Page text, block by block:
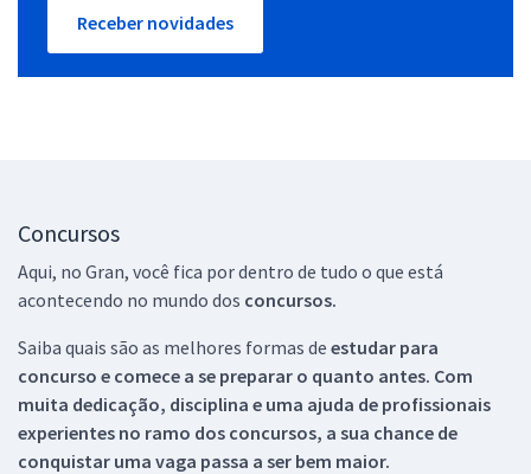
Receber novidades
Concursos
Aqui, no Gran, você fica por dentro de tudo o que está
acontecendo no mundo dos concursos.
Saiba quais são as melhores formas de estudar para
concurso e comece a se preparar o quanto antes. Com
muita dedicação, disciplina e uma ajuda de profissionais
experientes no ramo dos concursos, a sua chance de
conquistar uma vaga passa a ser bem maior.